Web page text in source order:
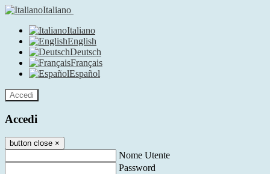
Italiano
Italiano
English
Deutsch
Français
Español
Accedi
Accedi
button close ×
Nome Utente
Password